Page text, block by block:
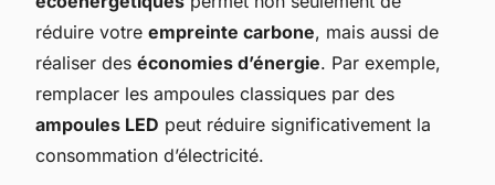
réduire votre empreinte carbone, mais aussi de
réaliser des économies d’énergie. Par exemple,
remplacer les ampoules classiques par des
ampoules LED peut réduire significativement la
consommation d’électricité.